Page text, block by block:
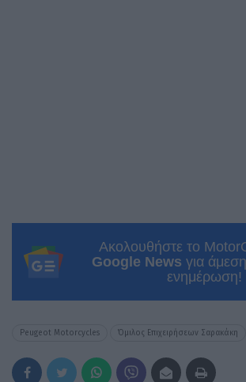
Ακολουθήστε το
Google News για
ενημέρωση!
Peugeot Motorcycles Όμιλος Επιχειρήσεων Σαρακάκη